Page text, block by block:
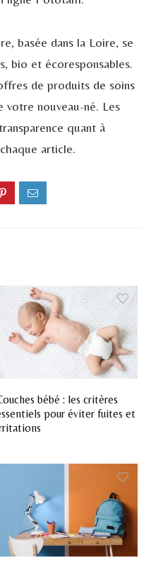
basée dans la Loire, se
bio et écoresponsables.
de produits de soins
votre nouveau-né. Les
quant à
article.
bébé : les critères
pour éviter fuites et